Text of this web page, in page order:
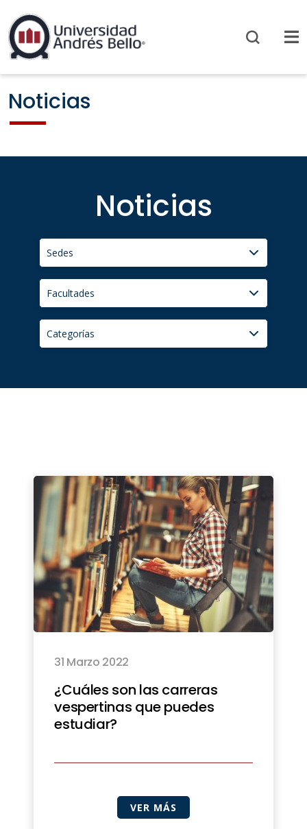
Noticias
Noticias
31 Marzo 2022
¿Cuáles son las carreras
vespertinas que puedes
estudiar?
VER MÁS